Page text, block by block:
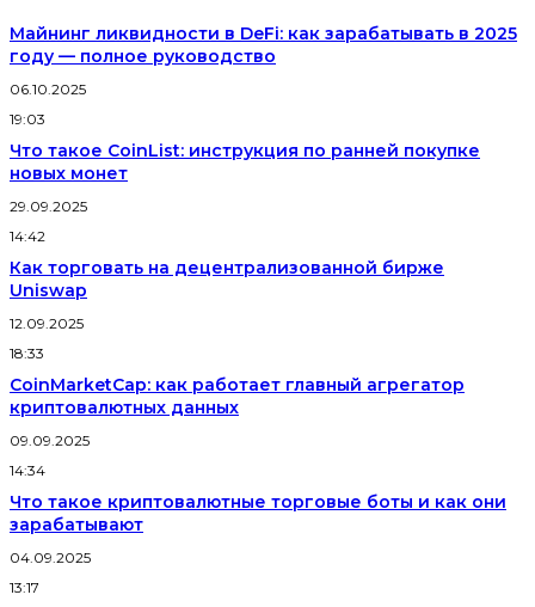
Майнинг ликвидности в DeFi: как зарабатывать в 2025
году — полное руководство
06.10.2025
19:03
Что такое CoinList: инструкция по ранней покупке
новых монет
29.09.2025
14:42
Как торговать на децентрализованной бирже
Uniswap
12.09.2025
18:33
CoinMarketCap: как работает главный агрегатор
криптовалютных данных
09.09.2025
14:34
Что такое криптовалютные торговые боты и как они
зарабатывают
04.09.2025
13:17